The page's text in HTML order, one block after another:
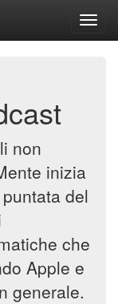
non
inizia
del
che
Apple e
generale.